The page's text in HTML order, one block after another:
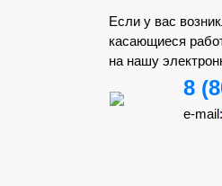
Если у вас
касающиеся
на нашу
8
e-mail: